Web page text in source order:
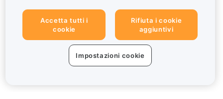
Accetta tutti i
cookie
Rifiuta i cookie
aggiuntivi
Impostazioni cookie